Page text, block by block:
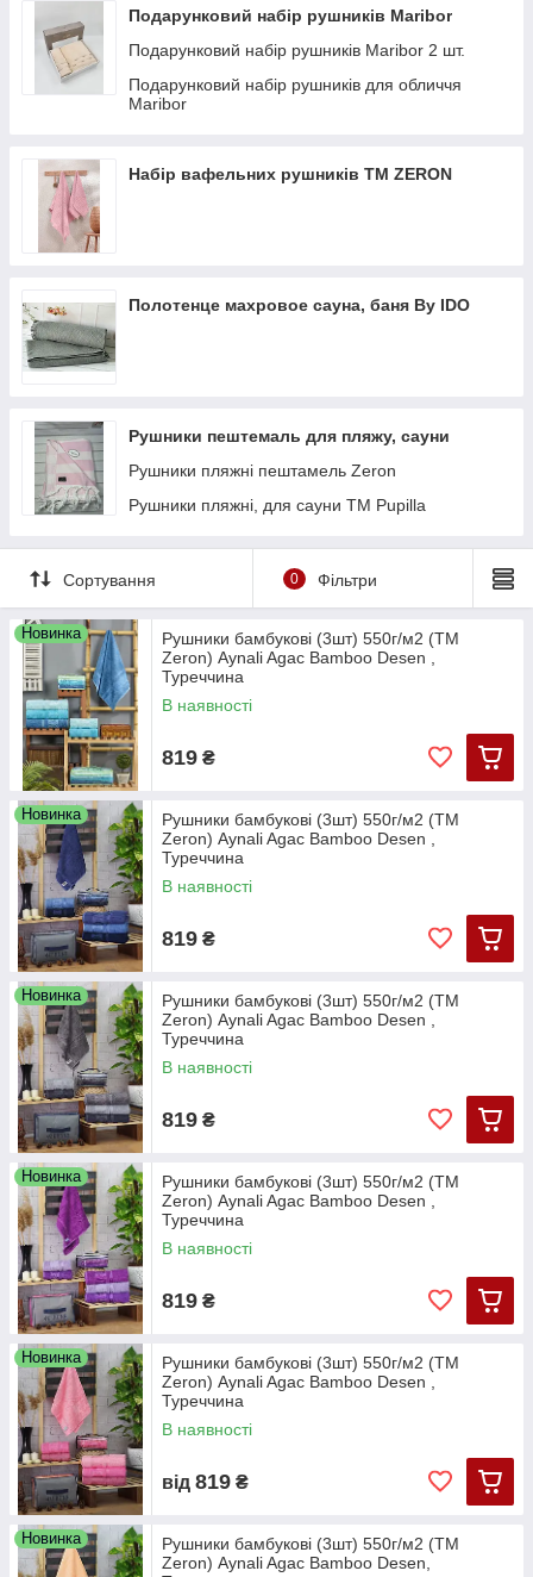
Подарунковий набір рушників Maribor
Подарунковий набір рушників Maribor 2 шт.
Подарунковий набір рушників для обличчя
Maribor
Набір вафельних рушників TM ZERON
Полотенце махровое сауна, баня By IDO
Рушники пештемаль для пляжу, сауни
Рушники пляжні пештамель Zeron
Рушники пляжні, для сауни ТМ Pupilla
Сортування 0 Фільтри
Новинка
Рушники бамбукові (3шт) 550г/м2 (TM
Zeron) Aynali Agac Bamboo Desen ,
Туреччина
В наявності
819 ₴
Новинка
Рушники бамбукові (3шт) 550г/м2 (TM
Zeron) Aynali Agac Bamboo Desen ,
Туреччина
В наявності
819 ₴
Новинка
Рушники бамбукові (3шт) 550г/м2 (TM
Zeron) Aynali Agac Bamboo Desen ,
Туреччина
В наявності
819 ₴
Новинка
Рушники бамбукові (3шт) 550г/м2 (TM
Zeron) Aynali Agac Bamboo Desen ,
Туреччина
В наявності
819 ₴
Новинка
Рушники бамбукові (3шт) 550г/м2 (TM
Zeron) Aynali Agac Bamboo Desen ,
Туреччина
В наявності
від 819 ₴
Новинка
Рушники бамбукові (3шт) 550г/м2 (TM
Zeron) Aynali Agac Bamboo Desen,